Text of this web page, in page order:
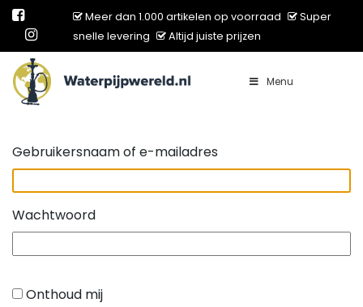
Meer dan 1.000 artikelen op voorraad
Super
snelle levering
Altijd juiste prijzen
Main Navigation Menu
Gebruikersnaam of e-mailadres
Wachtwoord
Onthoud mij